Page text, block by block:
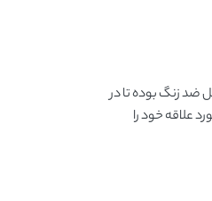
ضد زنگ بوده تا در
علاقه خود را